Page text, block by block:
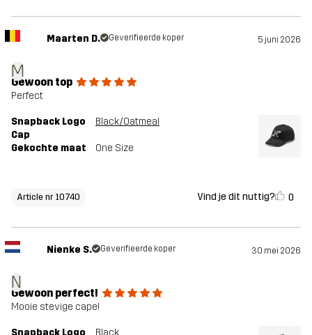
M
Maarten D. Geverifieerde koper 5 juni 2026
Gewoon top
Perfect
Snapback Logo
Cap
Black/Oatmeal
Gekochte maat One Size
Article nr 10740 Vind je dit nuttig? 0
N
Nienke S. Geverifieerde koper 30 mei 2026
Gewoon perfect!
Mooie stevige cape!